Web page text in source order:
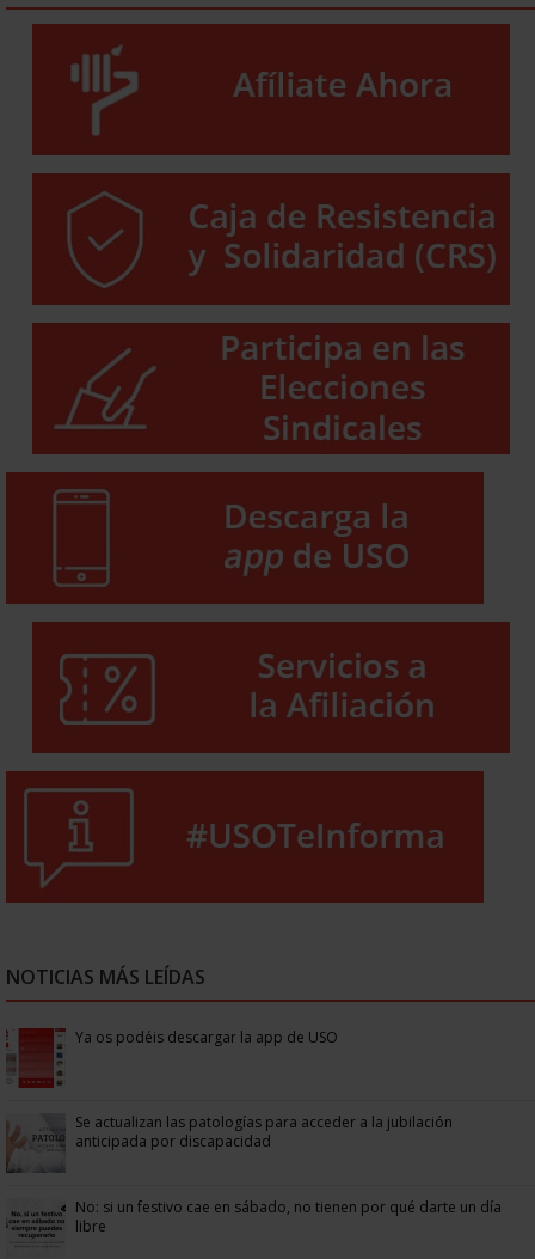
NOTICIAS MÁS LEÍDAS
Ya os podéis descargar la app de USO
Se actualizan las patologías para acceder a la jubilación
anticipada por discapacidad
No: si un festivo cae en sábado, no tienen por qué darte un día
libre